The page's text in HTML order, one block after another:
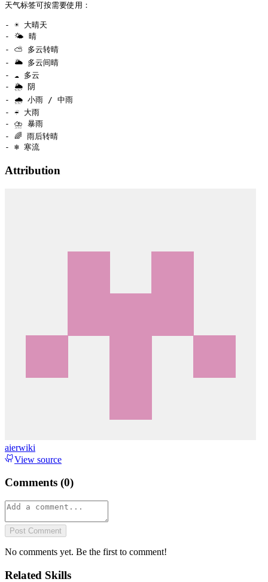
天气标签可按需要使用：
- ☀️ 大晴天
- 🌤 晴
- ⛅ 多云转晴
- 🌥 多云间晴
- ☁️ 多云
- 🌦 阴
- 🌧 小雨 / 中雨
- ☔ 大雨
- ⛈ 暴雨
- 🌈 雨后转晴
Attribution
aierwiki
View source
Comments (0)
Post Comment
No comments yet. Be the first to comment!
Related Skills